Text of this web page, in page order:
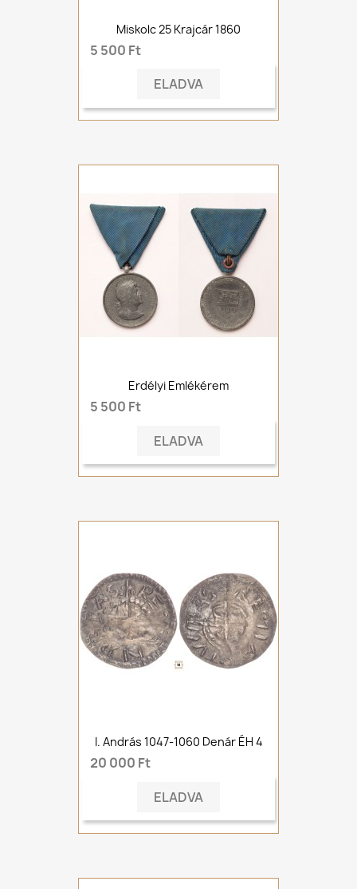
Miskolc 25 Krajcár 1860
5 500 Ft
ELADVA
Erdélyi Emlékérem
5 500 Ft
ELADVA
I. András 1047-1060 Denár ÉH 4
20 000 Ft
ELADVA